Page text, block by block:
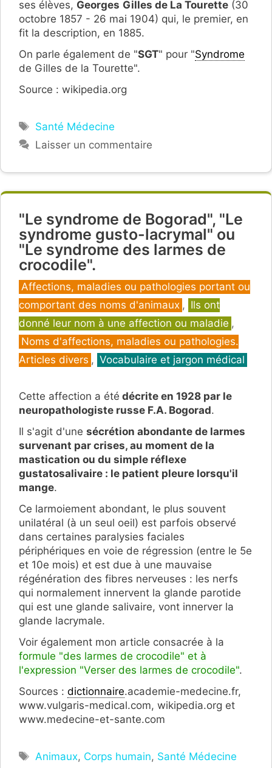
ses élèves, Georges Gilles de La Tourette (30
octobre 1857 - 26 mai 1904) qui, le premier, en
fit la description, en 1885.
On parle également de "SGT" pour "Syndrome
de Gilles de la Tourette".
Source : wikipedia.org
Étiquettes
Santé Médecine
Laisser un commentaire
"Le syndrome de Bogorad", "Le
syndrome gusto-lacrymal" ou
"Le syndrome des larmes de
crocodile".
Catégories
Affections, maladies ou pathologies portant ou
comportant des noms d'animaux , Ils ont
donné leur nom à une affection ou maladie ,
Noms d'affections, maladies ou pathologies.
Articles divers , Vocabulaire et jargon médical
Cette affection a été décrite en 1928 par le
neuropathologiste russe F.A. Bogorad.
Il s'agit d'une sécrétion abondante de larmes
survenant par crises, au moment de la
mastication ou du simple réflexe
gustatosalivaire : le patient pleure lorsqu'il
mange.
Ce larmoiement abondant, le plus souvent
unilatéral (à un seul oeil) est parfois observé
dans certaines paralysies faciales
périphériques en voie de régression (entre le 5e
et 10e mois) et est due à une mauvaise
régénération des fibres nerveuses : les nerfs
qui normalement innervent la glande parotide
qui est une glande salivaire, vont innerver la
glande lacrymale.
Voir également mon article consacrée à la
formule "des larmes de crocodile" et à
l'expression "Verser des larmes de crocodile".
Sources : dictionnaire.academie-medecine.fr,
www.vulgaris-medical.com, wikipedia.org et
www.medecine-et-sante.com
Étiquettes
Animaux, Corps humain, Santé Médecine